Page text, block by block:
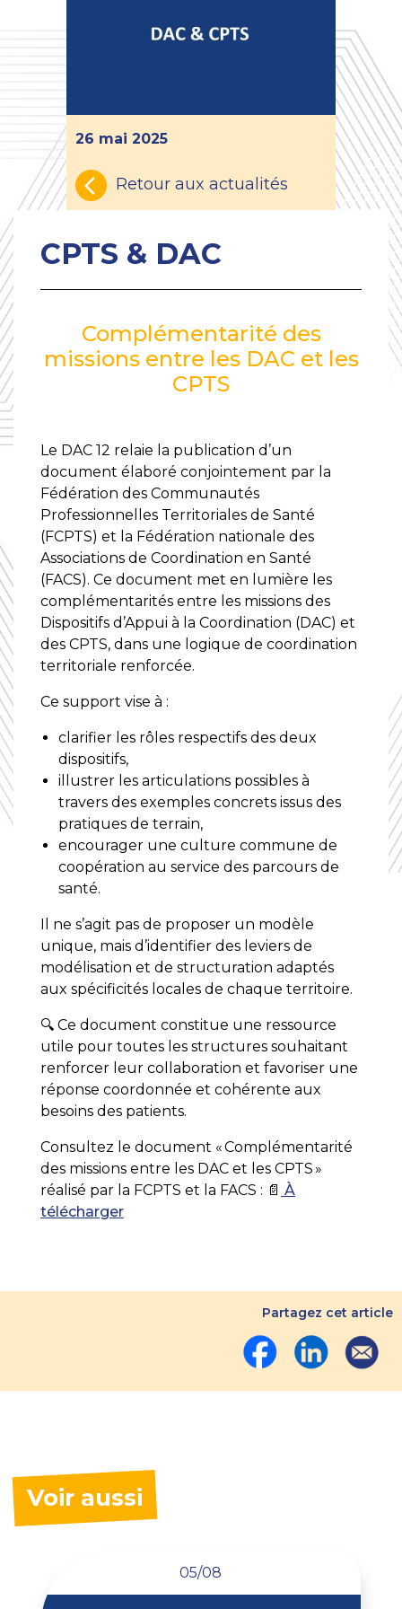
26 mai 2025
Retour aux actualités
CPTS & DAC
Complémentarité des
missions entre les DAC et les
CPTS
Le DAC 12 relaie la publication d’un
document élaboré conjointement par la
Fédération des Communautés
Professionnelles Territoriales de Santé
(FCPTS) et la Fédération nationale des
Associations de Coordination en Santé
(FACS). Ce document met en lumière les
complémentarités entre les missions des
Dispositifs d’Appui à la Coordination (DAC) et
des CPTS, dans une logique de coordination
territoriale renforcée.
Ce support vise à :
clarifier les rôles respectifs des deux
dispositifs,
illustrer les articulations possibles à
travers des exemples concrets issus des
pratiques de terrain,
encourager une culture commune de
coopération au service des parcours de
santé.
Il ne s’agit pas de proposer un modèle
unique, mais d’identifier des leviers de
modélisation et de structuration adaptés
aux spécificités locales de chaque territoire.
🔍 Ce document constitue une ressource
utile pour toutes les structures souhaitant
renforcer leur collaboration et favoriser une
réponse coordonnée et cohérente aux
besoins des patients.
Consultez le document « Complémentarité
des missions entre les DAC et les CPTS »
réalisé par la FCPTS et la FACS : 📄 À
télécharger
Partagez cet article
Voir aussi
05/08